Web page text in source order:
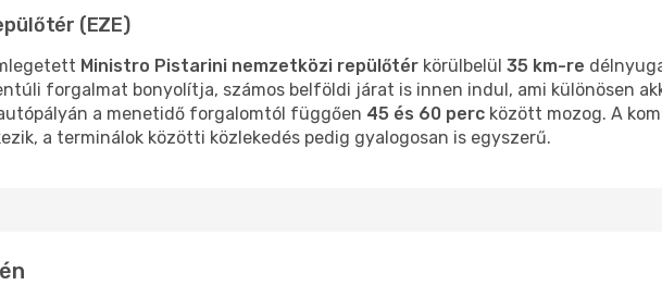
(EZE)
Ministro Pistarini nemzetközi repülőtér körülbelül 35 km-re
forgalmat bonyolítja, számos belföldi járat is innen indul, ami különösen
a menetidő forgalomtól függően 45 és 60 perc között mozog. A
a terminálok közötti közlekedés pedig gyalogosan is egyszerű.